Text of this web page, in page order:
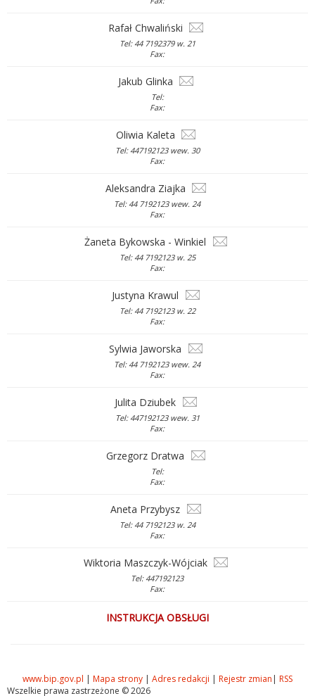
Rafał Chwaliński
Tel: 44 7192379 w. 21
Fax:
Jakub Glinka
Tel:
Fax:
Oliwia Kaleta
Tel: 447192123 wew. 30
Fax:
Aleksandra Ziajka
Tel: 44 7192123 wew. 24
Fax:
Żaneta Bykowska - Winkiel
Tel: 44 7192123 w. 25
Fax:
Justyna Krawul
Tel: 44 7192123 w. 22
Fax:
Sylwia Jaworska
Tel: 44 7192123 wew. 24
Fax:
Julita Dziubek
Tel: 447192123 wew. 31
Fax:
Grzegorz Dratwa
Tel:
Fax:
Aneta Przybysz
Tel: 44 7192123 w. 24
Fax:
Wiktoria Maszczyk-Wójciak
Tel: 447192123
Fax:
INSTRUKCJA OBSŁUGI
www.bip.gov.pl | Mapa strony | Adres redakcji | Rejestr zmian | RSS
Wszelkie prawa zastrzeżone © 2026